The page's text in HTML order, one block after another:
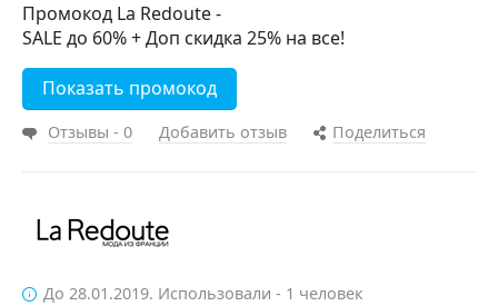
Промокод La Redoute -
SALE до 60% + Доп скидка 25% на все!
Показать промокод
Отзывы - 0 Добавить отзыв Поделиться
До 28.01.2019. Использовали - 1 человек